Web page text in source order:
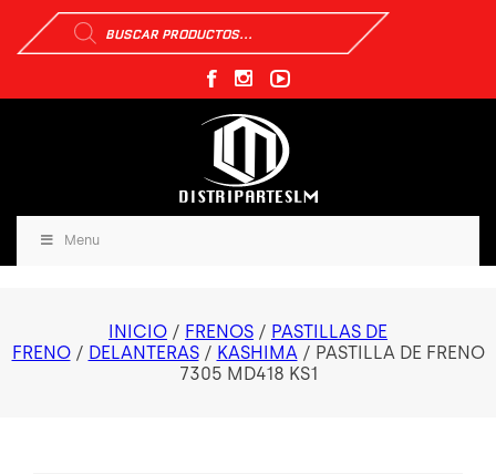
Búsqueda
de
productos
Menu
INICIO / FRENOS / PASTILLAS DE
FRENO/ DELANTERAS/ KASHIMA/ PASTILLA DE FRENO
7305 MD418 KS1